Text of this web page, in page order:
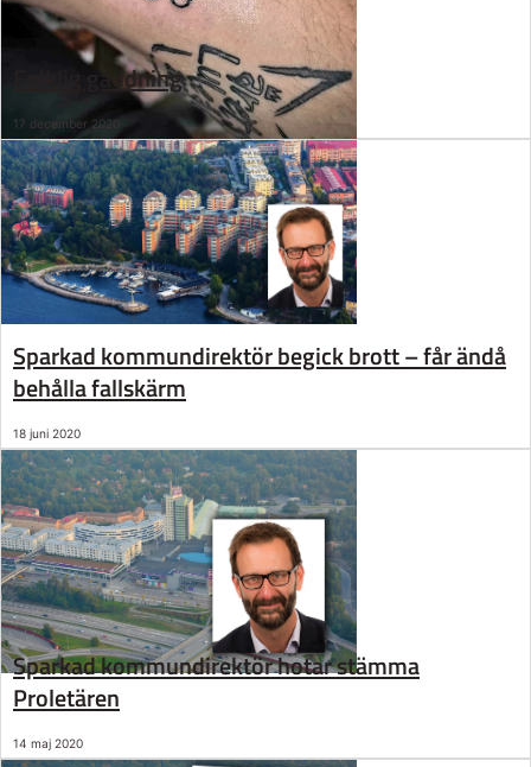
Folklig gaddning
17 december 2020
Sparkad kommundirektör begick brott – får ändå
behålla fallskärm
18 juni 2020
Sparkad kommundirektör hotar stämma
Proletären
14 maj 2020